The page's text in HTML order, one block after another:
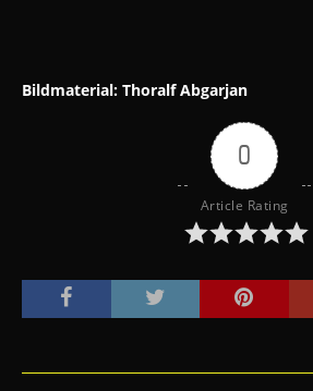
Bildmaterial: Thoralf Abgarjan
0
Article Rating